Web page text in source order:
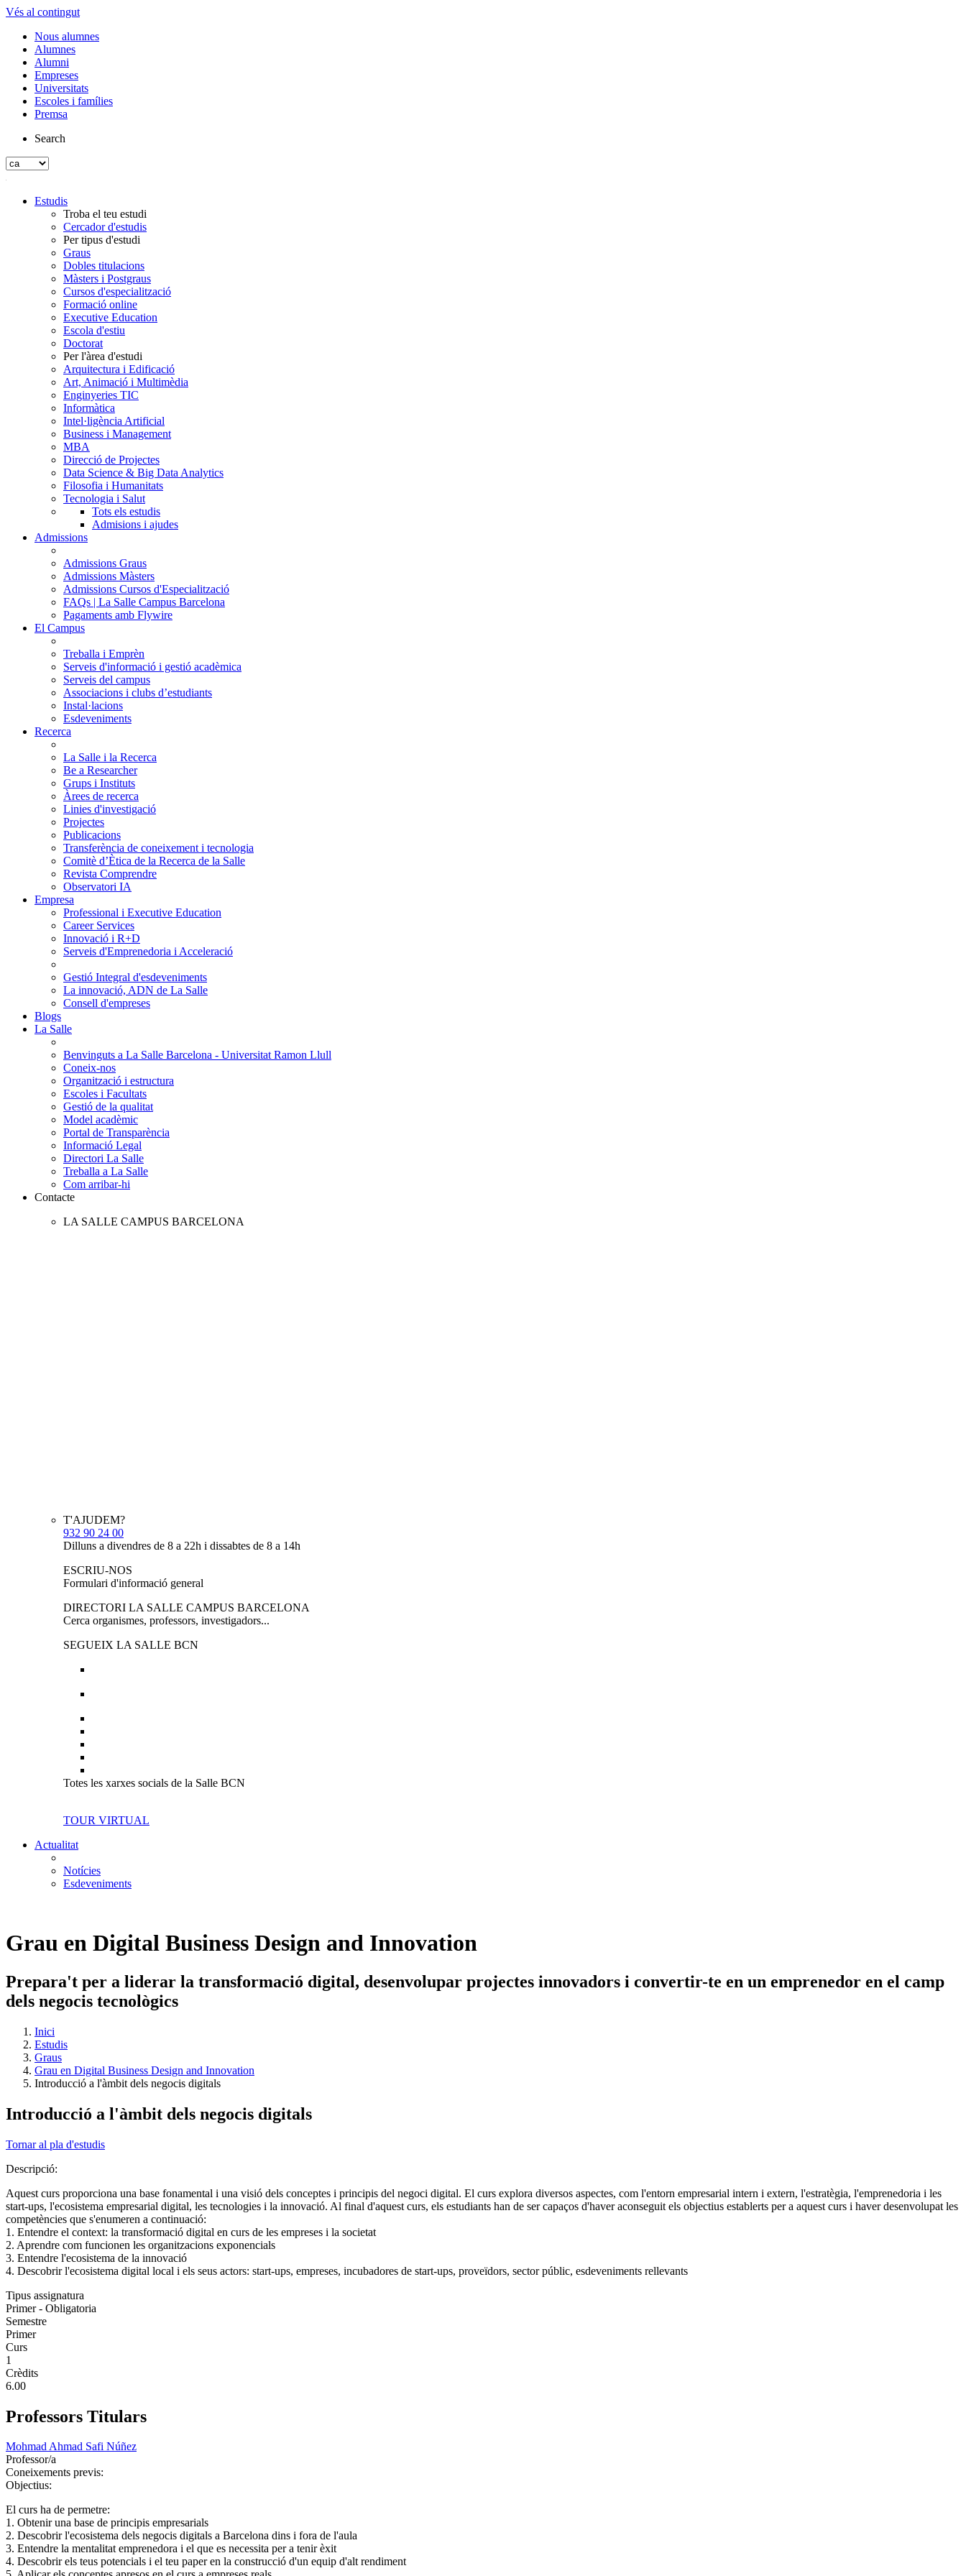
Vés al contingut
Nous alumnes
Alumnes
Alumni
Empreses
Universitats
Escoles i famílies
Premsa
Search
Estudis
Troba el teu estudi
Cercador d'estudis
Per tipus d'estudi
Graus
Dobles titulacions
Màsters i Postgraus
Cursos d'especialització
Formació online
Executive Education
Escola d'estiu
Doctorat
Per l'àrea d'estudi
Arquitectura i Edificació
Art, Animació i Multimèdia
Enginyeries TIC
Informàtica
Intel·ligència Artificial
Business i Management
MBA
Direcció de Projectes
Data Science & Big Data Analytics
Filosofia i Humanitats
Tecnologia i Salut
Tots els estudis
Admisions i ajudes
Admissions
Admissions Graus
Admissions Màsters
Admissions Cursos d'Especialització
FAQs | La Salle Campus Barcelona
Pagaments amb Flywire
El Campus
Treballa i Emprèn
Serveis d'informació i gestió acadèmica
Serveis del campus
Associacions i clubs d’estudiants
Instal·lacions
Esdeveniments
Recerca
La Salle i la Recerca
Be a Researcher
Grups i Instituts
Àrees de recerca
Linies d'investigació
Projectes
Publicacions
Transferència de coneixement i tecnologia
Comitè d’Ètica de la Recerca de la Salle
Revista Comprendre
Observatori IA
Empresa
Professional i Executive Education
Career Services
Innovació i R+D
Serveis d'Emprenedoria i Acceleració
Gestió Integral d'esdeveniments
La innovació, ADN de La Salle
Consell d'empreses
Blogs
La Salle
Benvinguts a La Salle Barcelona - Universitat Ramon Llull
Coneix-nos
Organització i estructura
Escoles i Facultats
Gestió de la qualitat
Model acadèmic
Portal de Transparència
Informació Legal
Directori La Salle
Treballa a La Salle
Com arribar-hi
Contacte
LA SALLE CAMPUS BARCELONA
T'AJUDEM?
932 90 24 00
Dilluns a divendres de 8 a 22h i dissabtes de 8 a 14h
ESCRIU-NOS
Formulari d'informació general
DIRECTORI LA SALLE CAMPUS BARCELONA
Cerca organismes, professors, investigadors...
SEGUEIX LA SALLE BCN
Totes les xarxes socials de la Salle BCN
TOUR VIRTUAL
Actualitat
Notícies
Esdeveniments
Grau en Digital Business Design and Innovation
Prepara't per a liderar la transformació digital, desenvolupar projectes innovadors i convertir-te en un emprenedor en el camp
dels negocis tecnològics
Inici
Estudis
Graus
Grau en Digital Business Design and Innovation
Introducció a l'àmbit dels negocis digitals
Introducció a l'àmbit dels negocis digitals
Tornar al pla d'estudis
Descripció:
Aquest curs proporciona una base fonamental i una visió dels conceptes i principis del negoci digital. El curs explora diversos aspectes, com l'entorn empresarial intern i extern, l'estratègia, l'emprenedoria i les
start-ups, l'ecosistema empresarial digital, les tecnologies i la innovació. Al final d'aquest curs, els estudiants han de ser capaços d'haver aconseguit els objectius establerts per a aquest curs i haver desenvolupat les
competències que s'enumeren a continuació:
1. Entendre el context: la transformació digital en curs de les empreses i la societat
2. Aprendre com funcionen les organitzacions exponencials
3. Entendre l'ecosistema de la innovació
4. Descobrir l'ecosistema digital local i els seus actors: start-ups, empreses, incubadores de start-ups, proveïdors, sector públic, esdeveniments rellevants
Tipus assignatura
Primer - Obligatoria
Semestre
Primer
Curs
1
Crèdits
6.00
Professors Titulars
Mohmad Ahmad Safi Núñez
Professor/a
Coneixements previs:
Objectius:
El curs ha de permetre:
1. Obtenir una base de principis empresarials
2. Descobrir l'ecosistema dels negocis digitals a Barcelona dins i fora de l'aula
3. Entendre la mentalitat emprenedora i el que es necessita per a tenir èxit
4. Descobrir els teus potencials i el teu paper en la construcció d'un equip d'alt rendiment